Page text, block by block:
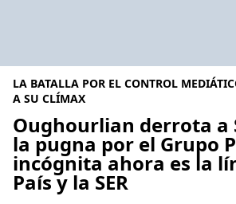
LA BATALLA POR EL CONTROL
A SU CLÍMAX
Oughourlian derrota a
la pugna por el Grupo
incógnita ahora es la
País y la SER